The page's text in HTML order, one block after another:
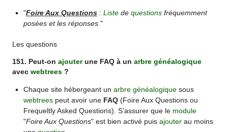
"Foire Aux Questions: Listede questionsfréquemment
posées et les réponses. "
Les questions
151. Peut-onajouterune FAQ à unarbre généalogique
avecwebtrees ?
Chaque site hébergeant un arbre généalogiquesous
webtreespeut avoir une FAQ(Foire Aux Questions ou
Frequeltly Asked Questions). S’assurer que le module
"Foire Aux Questions" est bien activé puis ajouterau moins